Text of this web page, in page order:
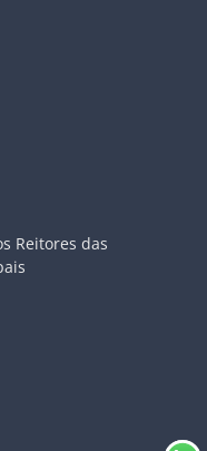
Reitores das